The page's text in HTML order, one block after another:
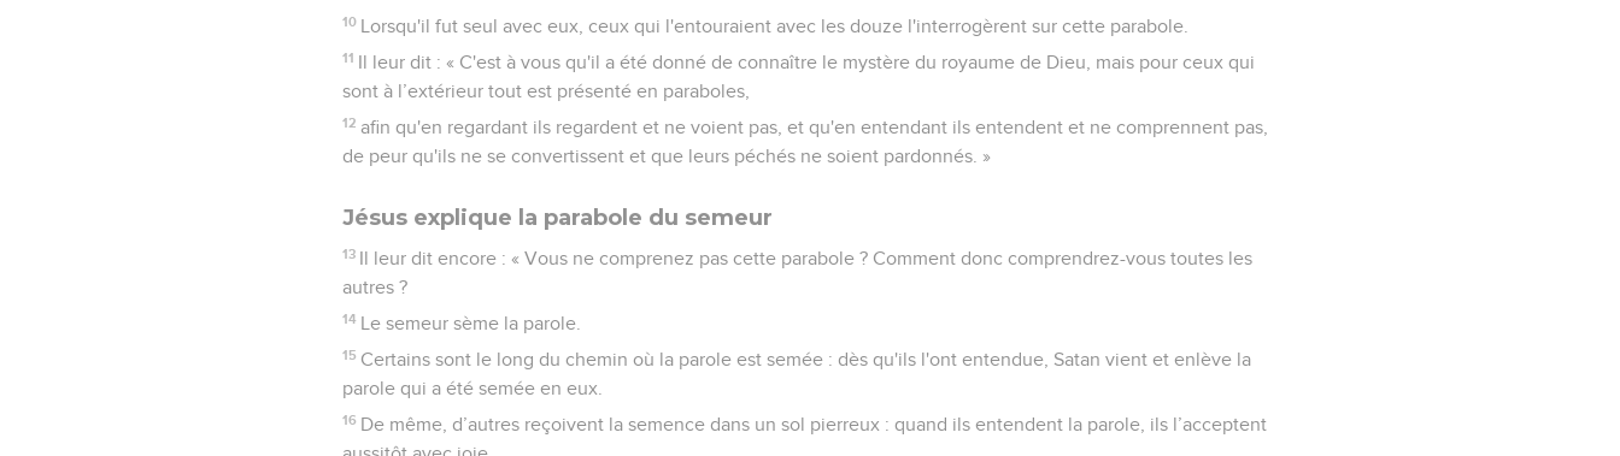
10 Lorsqu'il fut seul avec eux, ceux qui l'entouraient avec les douze l'interrogèrent sur cette parabole.
11 Il leur dit : « C'est à vous qu'il a été donné de connaître le mystère du royaume de Dieu, mais pour ceux qui
sont à l’extérieur tout est présenté en paraboles,
12 afin qu'en regardant ils regardent et ne voient pas, et qu'en entendant ils entendent et ne comprennent pas,
de peur qu'ils ne se convertissent et que leurs péchés ne soient pardonnés. »
Jésus explique la parabole du semeur
13 Il leur dit encore : « Vous ne comprenez pas cette parabole ? Comment donc comprendrez-vous toutes les
autres ?
14 Le semeur sème la parole.
15 Certains sont le long du chemin où la parole est semée : dès qu'ils l'ont entendue, Satan vient et enlève la
parole qui a été semée en eux.
16 De même, d’autres reçoivent la semence dans un sol pierreux : quand ils entendent la parole, ils l’acceptent